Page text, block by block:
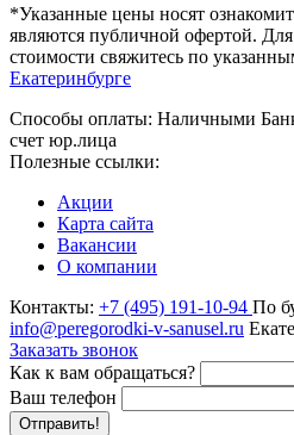
*Указанные цены носят
являются публичной офертой. Для
стоимости свяжитесь по
Екатеринбурге
Способы оплаты: Наличными
счет юр.лица
Полезные ссылки:
Акции
Карта сайта
Вакансии
О компании
Контакты: +7 (495) 191-10-94 По
info@peregorodki-v-sanusel.ru
Заказать звонок
Как к вам обращаться?
Ваш телефон
Отправить!